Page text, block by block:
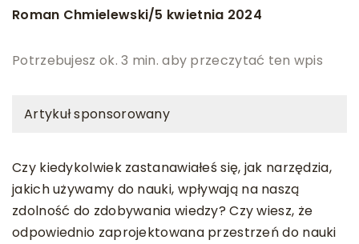
Roman Chmielewski/5 kwietnia 2024
Potrzebujesz ok. 3 min. aby przeczytać ten wpis
Artykuł sponsorowany
Czy kiedykolwiek zastanawiałeś się, jak narzędzia,
jakich używamy do nauki, wpływają na naszą
zdolność do zdobywania wiedzy? Czy wiesz, że
odpowiednio zaprojektowana przestrzeń do nauki